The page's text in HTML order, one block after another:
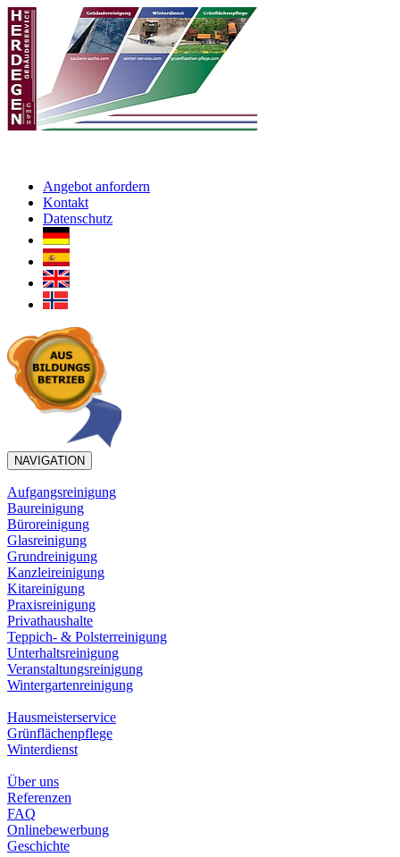
Angebot anfordern
Kontakt
Datenschutz
NAVIGATION
Aufgangsreinigung
Baureinigung
Büroreinigung
Glasreinigung
Grundreinigung
Kanzleireinigung
Kitareinigung
Praxisreinigung
Privathaushalte
Teppich- & Polsterreinigung
Unterhaltsreinigung
Veranstaltungsreinigung
Wintergartenreinigung
Hausmeisterservice
Grünflächenpflege
Winterdienst
Über uns
Referenzen
FAQ
Onlinebewerbung
Geschichte